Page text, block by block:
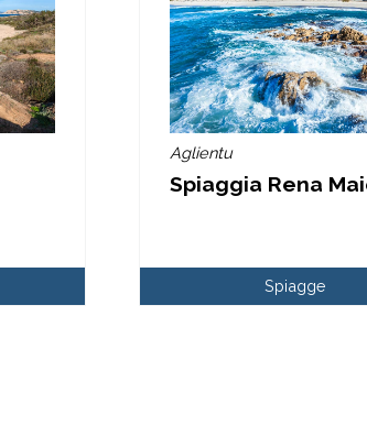
Aglientu
Spiaggia Rena
Spiagge